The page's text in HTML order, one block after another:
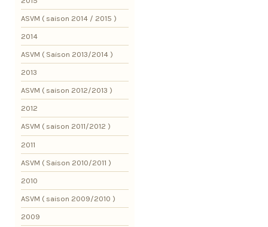
ASVM ( saison 2014 / 2015 )
2014
ASVM ( Saison 2013/2014 )
2013
ASVM ( saison 2012/2013 )
2012
ASVM ( saison 2011/2012 )
2011
ASVM ( Saison 2010/2011 )
2010
ASVM ( saison 2009/2010 )
2009